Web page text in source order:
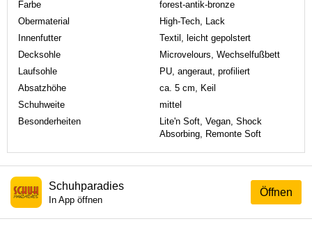
Farbe
forest-antik-bronze
Obermaterial
High-Tech, Lack
Innenfutter
Textil, leicht gepolstert
Decksohle
Microvelours, Wechselfußbett
Laufsohle
PU, angeraut, profiliert
Absatzhöhe
ca. 5 cm, Keil
Schuhweite
mittel
Besonderheiten
Lite'n Soft, Vegan, Shock
Absorbing, Remonte Soft
Öffnen
Schuhparadies
In App öffnen